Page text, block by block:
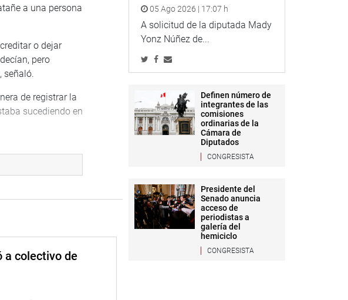
a una persona
o dejar
pero
señaló.
de registrar la
sucediendo en
la democracia, el
vicepresidente,
a nuevas
ejemplo a los
un error, lo
la culpa al
a colectivo de
05 Ago 2026 | 17:07 h
A solicitud de la diputada Mady
Yonz Núñez de...
Definen número de
integrantes de las
comisiones
ordinarias de la
Cámara de
Diputados
CONGRESISTA
Presidente del
Senado anuncia
acceso de
periodistas a
galería del
hemiciclo
CONGRESISTA